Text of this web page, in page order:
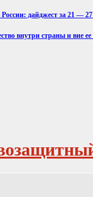
дайджест за 21 —
внутри страны и вне